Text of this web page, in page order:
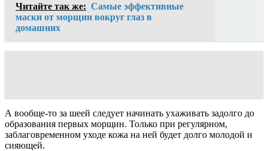
Читайте так же: Самые эффективные
маски от морщин вокруг глаз в
домашних
А вообще-то за шеей следует начинать ухаживать задолго до
образования первых морщин. Только при регулярном,
заблаговременном уходе кожа на ней будет долго молодой и
сияющей.